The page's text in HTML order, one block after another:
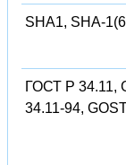
SHA1, SHA-
ГОСТ Р 34.11,
34.11-94,